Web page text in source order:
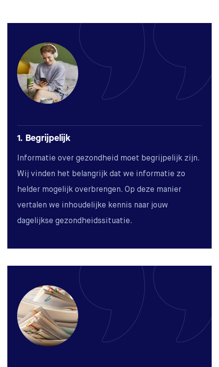
1. Begrijpelijk
Informatie over gezondheid moet begrijpelijk zijn.
Wij vinden het belangrijk dat we informatie zo
helder mogelijk overbrengen. Op deze manier
vertalen we inhoudelijke kennis naar jouw
dagelijkse gezondheidssituatie.